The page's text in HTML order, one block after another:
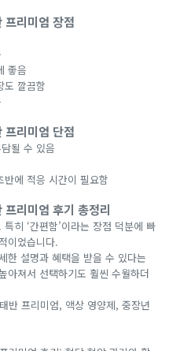
리미엄 장점
좋음
도 깔끔함
리미엄 단점
될 수 있음
에 적응 시간이 필요함
리미엄 후기 총정리
히 ‘간편함’이라는 장점 덕분에 빠
이었습니다.
한 설명과 혜택을 받을 수 있다는
아져서 선택하기도 훨씬 수월하더
반 프리미엄, 액상 영양제, 중장년